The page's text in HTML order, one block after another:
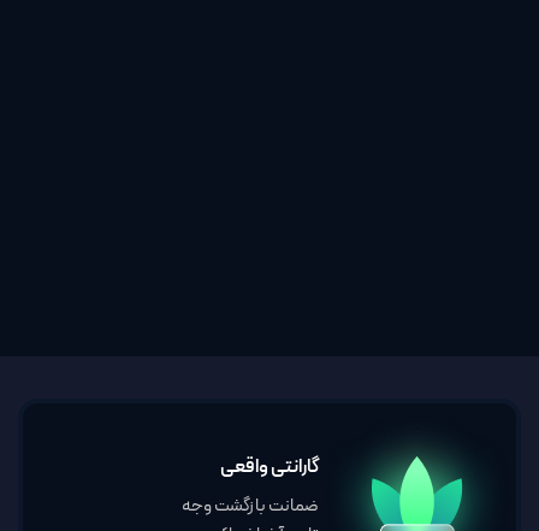
گارانتی واقعی
ضمانت بازگشت وجه